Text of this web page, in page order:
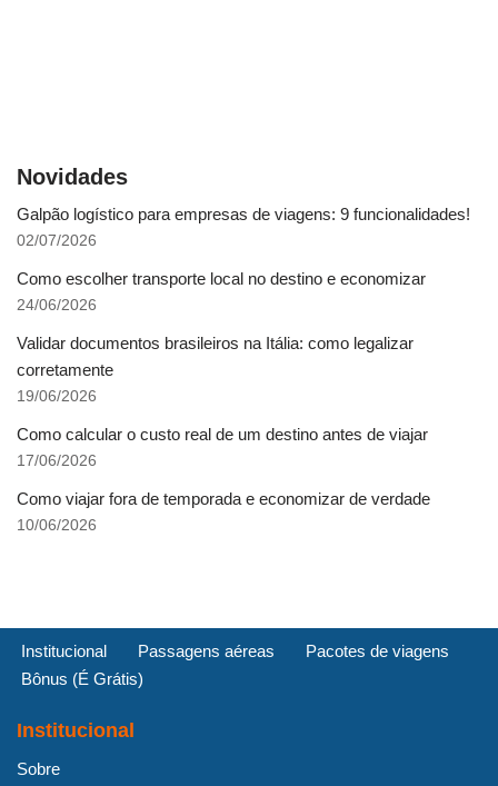
Novidades
Galpão logístico para empresas de viagens: 9 funcionalidades!
02/07/2026
Como escolher transporte local no destino e economizar
24/06/2026
Validar documentos brasileiros na Itália: como legalizar
corretamente
19/06/2026
Como calcular o custo real de um destino antes de viajar
17/06/2026
Como viajar fora de temporada e economizar de verdade
10/06/2026
Institucional Passagens aéreas
Pacotes de viagens
Bônus (É Grátis)
Institucional
Sobre